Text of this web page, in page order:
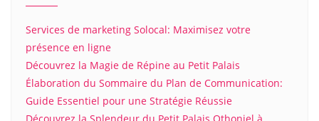
Services de marketing Solocal: Maximisez votre
présence en ligne
Découvrez la Magie de Répine au Petit Palais
Élaboration du Sommaire du Plan de Communication:
Guide Essentiel pour une Stratégie Réussie